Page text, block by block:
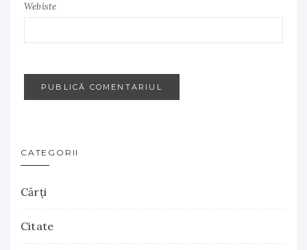
Webiste
CATEGORII
Cărţi
Citate